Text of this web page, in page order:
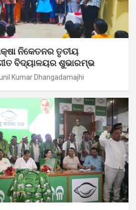
ନିକେତନର ତୃତୀୟ
ବିଦ୍ୟାଳୟର ଶୁଭାରମ୍ଭ
Kumar Dhangadamajhi